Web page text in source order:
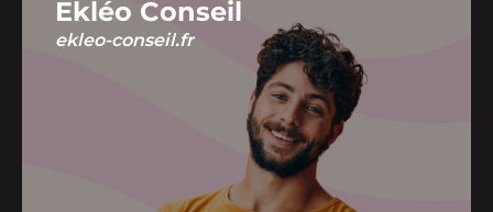
Ekléo Conseil
ekleo-conseil.fr